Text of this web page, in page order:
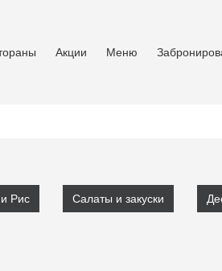
Акции Меню
Рис Салаты и закуски